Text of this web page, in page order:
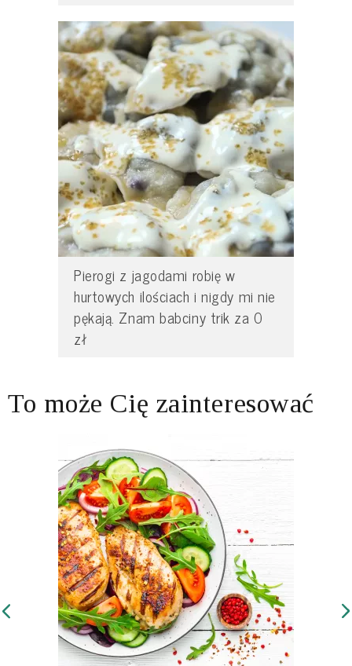
Pierogi z jagodami robię w
hurtowych ilościach i nigdy mi nie
pękają. Znam babciny trik za 0
zł
To może Cię zainteresować